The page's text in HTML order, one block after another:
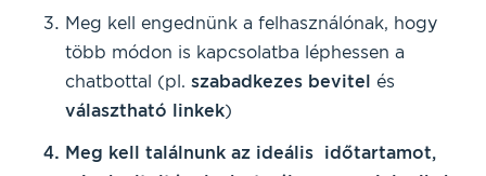
Meg kell engednünk a felhasználónak, hogy
több módon is kapcsolatba léphessen a
chatbottal (pl. szabadkezes bevitel és
választható linkek)
Meg kell találnunk az ideális időtartamot,